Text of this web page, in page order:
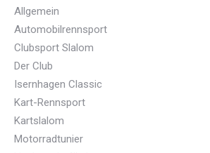
Allgemein
Automobilrennsport
Clubsport Slalom
Der Club
Isernhagen Classic
Kart-Rennsport
Kartslalom
Motorradtunier